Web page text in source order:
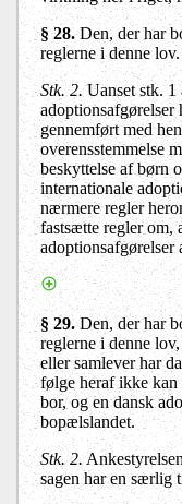
§ 28.Den, der har
reglerne i denne lov.
Stk. 2. Uanset stk. 1
adoptionsafgørelser
gennemført med
overensstemmelse
beskyttelse af børn
internationale
nærmere regler
fastsætte regler om,
adoptionsafgørelser
§ 29.Den, der har
reglerne i denne
eller samlever har
følge heraf ikke kan
bor, og en dansk
bopælslandet.
Stk. 2.
sagen har en særlig